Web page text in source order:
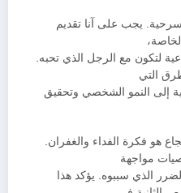
يجب على آنا تقديم
لتكون مع الرجل الذي تحبه.
التي
إلى النمو الشخصي وتحقيق
فكرة الفداء والغفران.
مواجهة
الذي سببوه. يؤكد هذا